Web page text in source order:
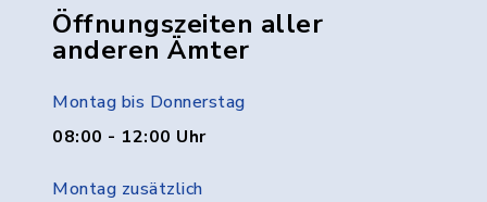
Öffnungszeiten aller
anderen Ämter
Montag bis Donnerstag
08:00 - 12:00 Uhr
Montag zusätzlich